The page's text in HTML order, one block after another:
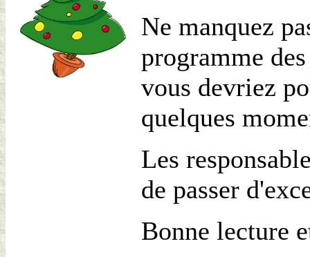
Ne manquez
programme
vous devriez
quelques
Les
de passer
Bonne lecture